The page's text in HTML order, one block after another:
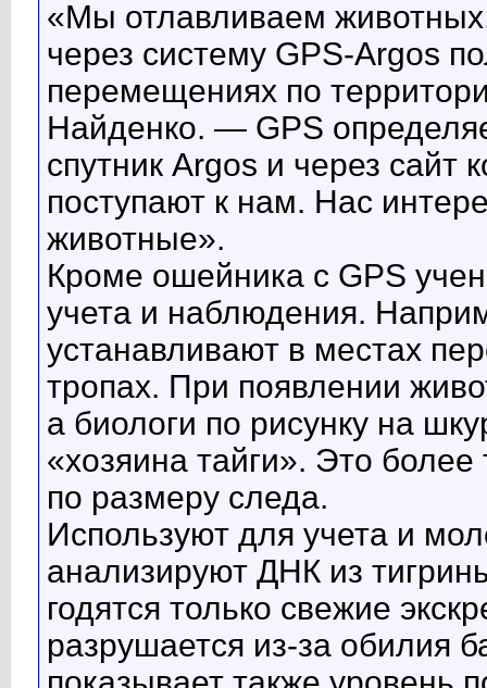
«Мы отлавливаем
через систему GPS-Argos
перемещениях по
Найденко. — GPS
спутник Argos и через
поступают к нам. Нас
животные».
Кроме ошейника с GPS
учета и наблюдения.
устанавливают в местах
тропах. При появлении
а биологи по рисунку на
«хозяина тайги». Это
по размеру следа.
Используют для учета и
анализируют ДНК из
годятся только свежие
разрушается из-за обилия